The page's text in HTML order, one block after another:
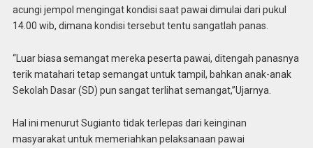
acungi jempol mengingat kondisi saat pawai dimulai dari pukul
14.00 wib, dimana kondisi tersebut tentu sangatlah panas.
“Luar biasa semangat mereka peserta pawai, ditengah panasnya
terik matahari tetap semangat untuk tampil, bahkan anak-anak
Sekolah Dasar (SD) pun sangat terlihat semangat,”Ujarnya.
Hal ini menurut Sugianto tidak terlepas dari keinginan
masyarakat untuk memeriahkan pelaksanaan pawai